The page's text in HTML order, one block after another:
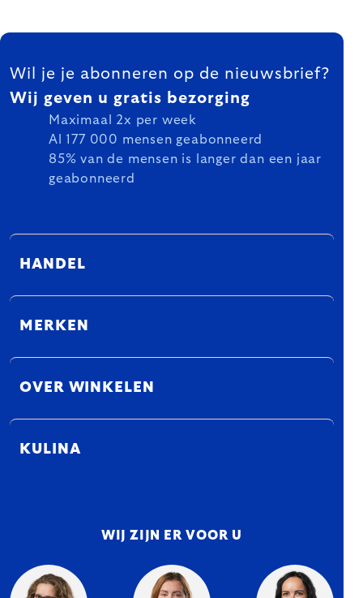
FOOTER
Wil je je abonneren op de nieuwsbrief?
Wij geven u gratis bezorging
Maximaal 2x per week
Al 177 000 mensen geabonneerd
85% van de mensen is langer dan een jaar
geabonneerd
HANDEL
MERKEN
OVER WINKELEN
KULINA
WIJ ZIJN ER VOOR U